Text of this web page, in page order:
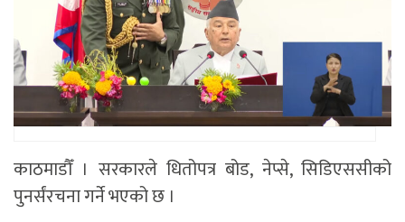
काठमाडौँ । सरकारले धितोपत्र बोड, नेप्से, सिडिएससीको
पुनर्संरचना गर्ने भएको छ ।